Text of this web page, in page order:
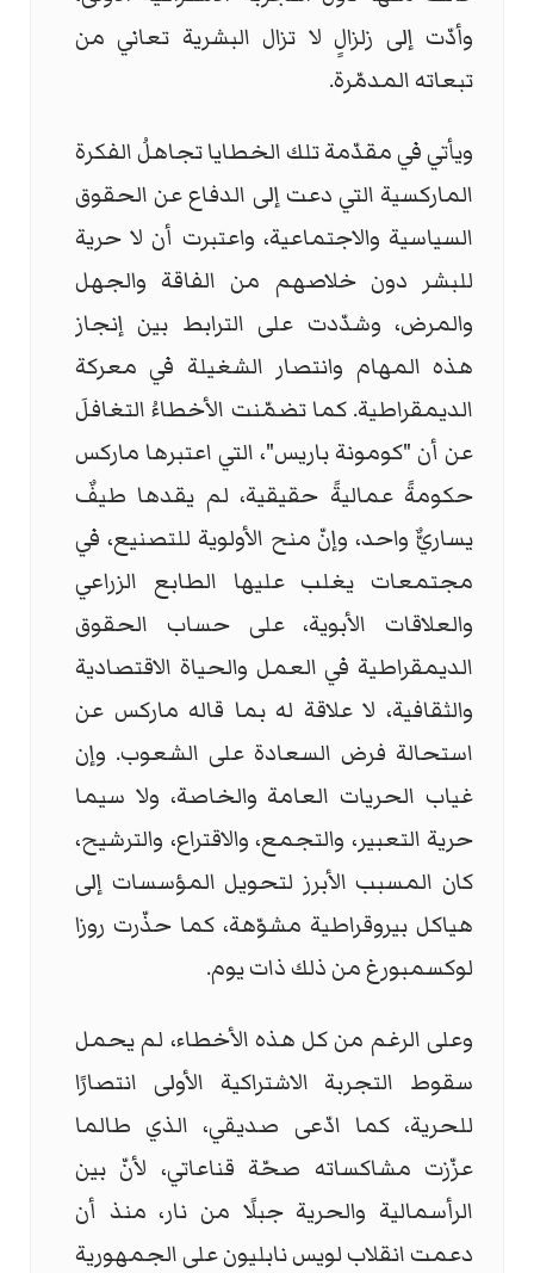
وأدّت إلى زلزالٍ لا تزال البشرية تعاني من
تبعاته المدمّرة.
ويأتي في مقدّمة تلك الخطايا تجاهلُ الفكرة
الماركسية التي دعت إلى الدفاع عن الحقوق
السياسية والاجتماعية، واعتبرت أن لا حرية
للبشر دون خلاصهم من الفاقة والجهل
والمرض، وشدّدت على الترابط بين إنجاز
هذه المهام وانتصار الشغيلة في معركة
الديمقراطية. كما تضمّنت الأخطاءُ التغافلَ
عن أن "كومونة باريس"، التي اعتبرها ماركس
حكومةً عماليةً حقيقية، لم يقدها طيفٌ
يساريٌّ واحد، وإنّ منح الأولوية للتصنيع، في
مجتمعات يغلب عليها الطابع الزراعي
والعلاقات الأبوية، على حساب الحقوق
الديمقراطية في العمل والحياة الاقتصادية
والثقافية، لا علاقة له بما قاله ماركس عن
استحالة فرض السعادة على الشعوب. وإن
غياب الحريات العامة والخاصة، ولا سيما
حرية التعبير، والتجمع، والاقتراع، والترشيح،
كان المسبب الأبرز لتحويل المؤسسات إلى
هياكل بيروقراطية مشوّهة، كما حذّرت روزا
لوكسمبورغ من ذلك ذات يوم.
وعلى الرغم من كل هذه الأخطاء، لم يحمل
سقوط التجربة الاشتراكية الأولى انتصارًا
للحرية، كما ادّعى صديقي، الذي طالما
عزّزت مشاكساته صحّة قناعاتي، لأنّ بين
الرأسمالية والحرية جبلًا من نار، منذ أن
دعمت انقلاب لويس نابليون على الجمهورية